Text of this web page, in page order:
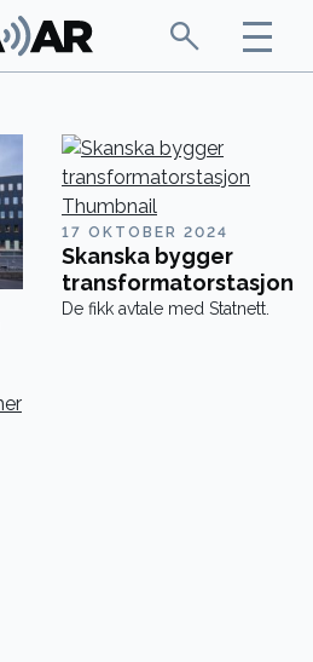
17 OKTOBER 2024
Skanska bygger
transformatorstasjon
De fikk avtale med Statnett.